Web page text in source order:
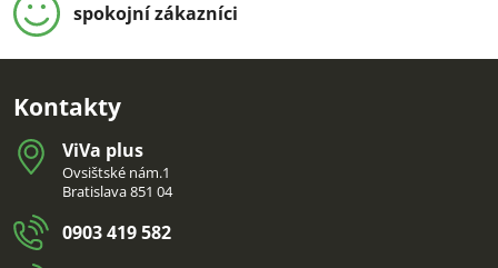
spokojní zákazníci
Kontakty
ViVa plus
Ovsištské nám.1
Bratislava 851 04
0903 419 582